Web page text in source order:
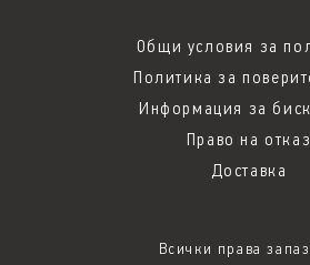
Общи условия за
Политика за
Информация за
Право на отказ
Доставка
Всички права